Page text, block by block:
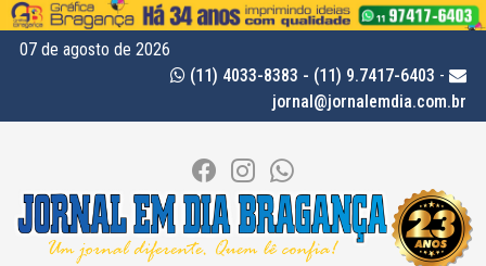
07 de agosto de 2026
(11) 4033-8383 - (11) 9.7417-6403 -
jornal@jornalemdia.com.br